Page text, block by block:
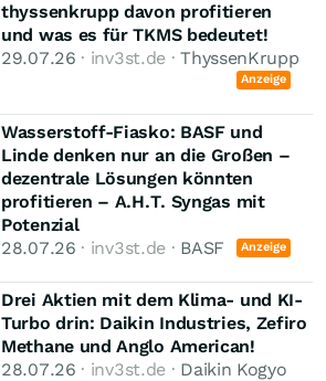
thyssenkrupp davon profitieren
und was es für TKMS bedeutet!
29.07.26 · inv3st.de ·ThyssenKrupp
Anzeige
Wasserstoff-Fiasko: BASF und
Linde denken nur an die Großen –
dezentrale Lösungen könnten
profitieren – A.H.T. Syngas mit
Potenzial
28.07.26 · inv3st.de · BASF Anzeige
Drei Aktien mit dem Klima- und KI-
Turbo drin: Daikin Industries, Zefiro
Methane und Anglo American!
28.07.26 · inv3st.de · Daikin Kogyo